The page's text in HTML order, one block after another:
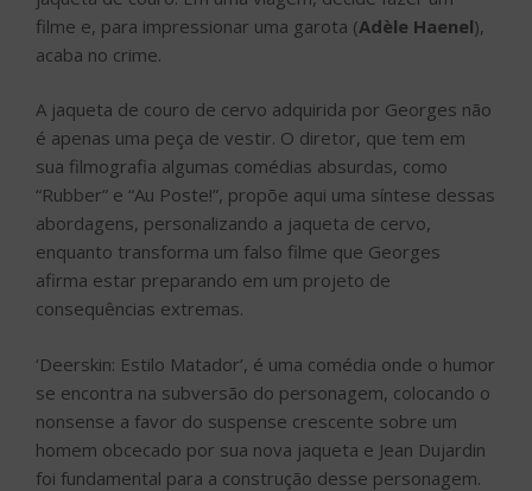
filme e, para impressionar uma garota (Adèle Haenel),
acaba no crime.
A jaqueta de couro de cervo adquirida por Georges não
é apenas uma peça de vestir. O diretor, que tem em
sua filmografia algumas comédias absurdas, como
“Rubber” e “Au Poste!”, propõe aqui uma síntese dessas
abordagens, personalizando a jaqueta de cervo,
enquanto transforma um falso filme que Georges
afirma estar preparando em um projeto de
consequências extremas.
‘Deerskin: Estilo Matador’, é uma comédia onde o humor
se encontra na subversão do personagem, colocando o
nonsense a favor do suspense crescente sobre um
homem obcecado por sua nova jaqueta e Jean Dujardin
foi fundamental para a construção desse personagem.